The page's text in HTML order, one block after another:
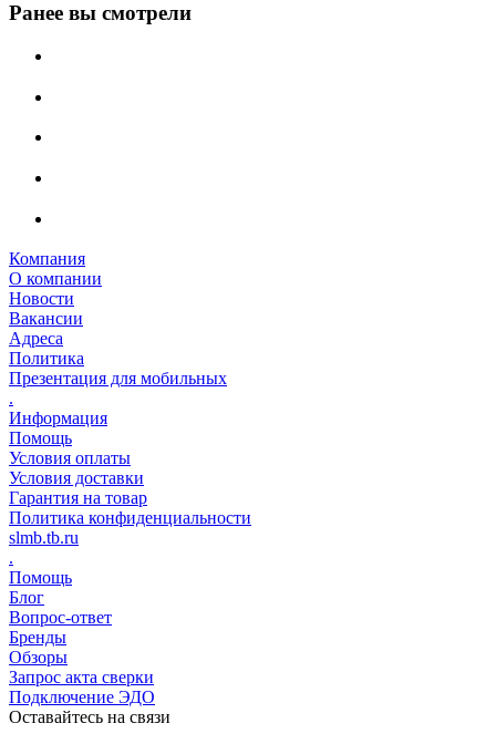
Ранее вы смотрели
Компания
О компании
Новости
Вакансии
Адреса
Политика
Презентация для мобильных
.
Информация
Помощь
Условия оплаты
Условия доставки
Гарантия на товар
Политика конфиденциальности
slmb.tb.ru
.
Помощь
Блог
Вопрос-ответ
Бренды
Обзоры
Запрос акта сверки
Подключение ЭДО
Оставайтесь на связи